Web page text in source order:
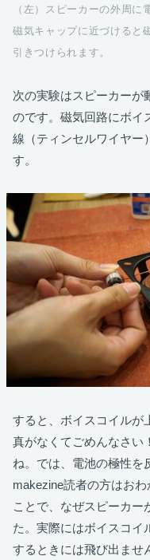
（左）スピーカーの外周
磁気キャップに近づけると
引きつけられます。
次の実験はスピーカーが
のです。磁気回路にボイ
線（ティンセルワイヤー
す。
すると、ボイスコイルが
真がなくてごめんなさい
ね。では、電池の極性
makezine読者の方はお
ことで、なぜスピーカー
た。実際にはボイスコイ
するときには飛び出ませ